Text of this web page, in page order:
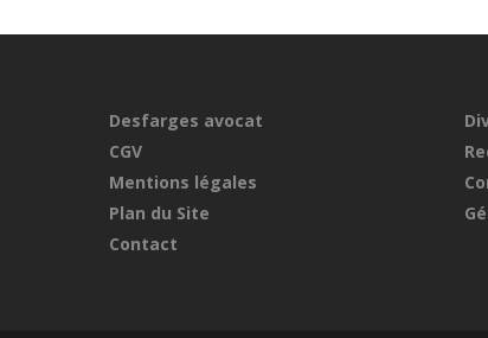
Desfarges avocat
CGV
Mentions légales
Plan du Site
Contact